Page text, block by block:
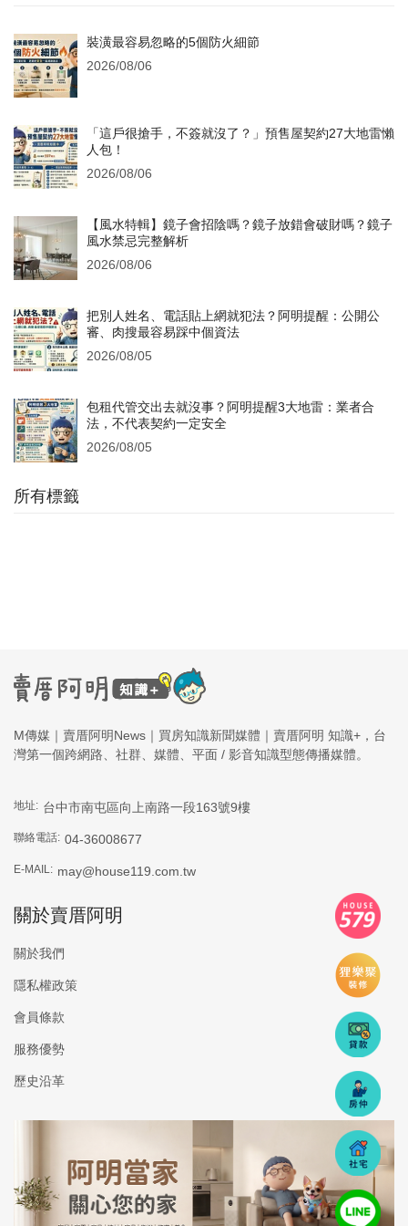
裝潢最容易忽略的5個防火細節
2026/08/06
「這戶很搶手，不簽就沒了？」預售屋契約27大地雷懶
人包！
2026/08/06
【風水特輯】鏡子會招陰嗎？鏡子放錯會破財嗎？鏡子
風水禁忌完整解析
2026/08/06
把別人姓名、電話貼上網就犯法？阿明提醒：公開公
審、肉搜最容易踩中個資法
2026/08/05
包租代管交出去就沒事？阿明提醒3大地雷：業者合
法，不代表契約一定安全
2026/08/05
所有標籤
M傳媒｜賣厝阿明News｜買房知識新聞媒體｜賣厝阿明 知識+，台
灣第一個跨網路、社群、媒體、平面 / 影音知識型態傳播媒體。
地址: 台中市南屯區向上南路一段163號9樓
聯絡電話: 04-36008677
E-MAIL: may@house119.com.tw
關於賣厝阿明
關於我們
隱私權政策
會員條款
服務優勢
歷史沿革